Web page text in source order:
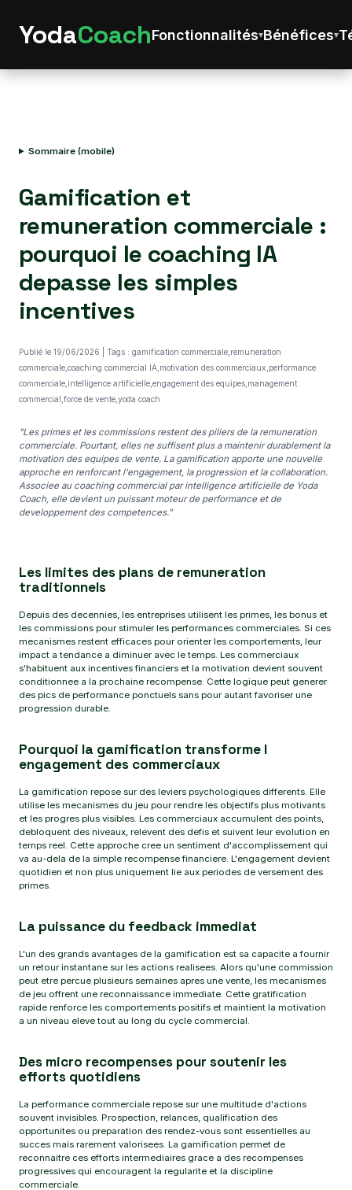
YodaCoachFonctionnalités Bénéfices
Sommaire (mobile)
Gamification et
remuneration commerciale :
pourquoi le coaching IA
depasse les simples
incentives
Publié le 19/06/2026 | Tags : gamification commerciale,remuneration
commerciale,coaching commercial IA,motivation des commerciaux,performance
commerciale,intelligence artificielle,engagement des equipes,management
commercial,force de vente,yoda coach
"Les primes et les commissions restent des piliers de la remuneration
commerciale. Pourtant, elles ne suffisent plus a maintenir durablement la
motivation des equipes de vente. La gamification apporte une nouvelle
approche en renforcant l'engagement, la progression et la collaboration.
Associee au coaching commercial par intelligence artificielle de Yoda
Coach, elle devient un puissant moteur de performance et de
developpement des competences."
Les limites des plans de remuneration
traditionnels
Depuis des decennies, les entreprises utilisent les primes, les bonus et
les commissions pour stimuler les performances commerciales. Si ces
mecanismes restent efficaces pour orienter les comportements, leur
impact a tendance a diminuer avec le temps. Les commerciaux
s'habituent aux incentives financiers et la motivation devient souvent
conditionnee a la prochaine recompense. Cette logique peut generer
des pics de performance ponctuels sans pour autant favoriser une
progression durable.
Pourquoi la gamification transforme l
engagement des commerciaux
La gamification repose sur des leviers psychologiques differents. Elle
utilise les mecanismes du jeu pour rendre les objectifs plus motivants
et les progres plus visibles. Les commerciaux accumulent des points,
debloquent des niveaux, relevent des defis et suivent leur evolution en
temps reel. Cette approche cree un sentiment d'accomplissement qui
va au-dela de la simple recompense financiere. L'engagement devient
quotidien et non plus uniquement lie aux periodes de versement des
primes.
La puissance du feedback immediat
L'un des grands avantages de la gamification est sa capacite a fournir
un retour instantane sur les actions realisees. Alors qu'une commission
peut etre percue plusieurs semaines apres une vente, les mecanismes
de jeu offrent une reconnaissance immediate. Cette gratification
rapide renforce les comportements positifs et maintient la motivation
a un niveau eleve tout au long du cycle commercial.
Des micro recompenses pour soutenir les
efforts quotidiens
La performance commerciale repose sur une multitude d'actions
souvent invisibles. Prospection, relances, qualification des
opportunites ou preparation des rendez-vous sont essentielles au
succes mais rarement valorisees. La gamification permet de
reconnaitre ces efforts intermediaires grace a des recompenses
progressives qui encouragent la regularite et la discipline
commerciale.